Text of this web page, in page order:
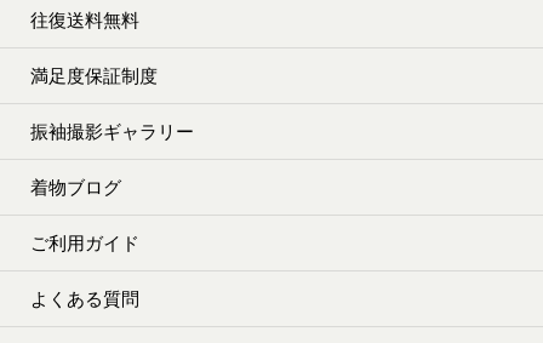
往復送料無料
満足度保証制度
振袖撮影ギャラリー
着物ブログ
ご利用ガイド
よくある質問